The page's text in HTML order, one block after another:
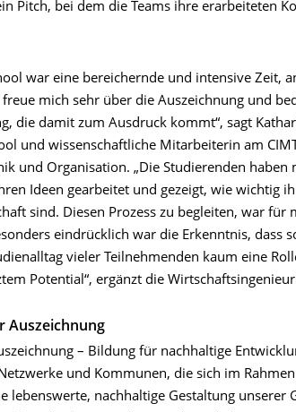
Pitch, bei dem die Teams ihre erarbeiteten
war eine bereichernde und intensive Zeit,
mich sehr über die Auszeichnung und
die damit zum Ausdruck kommt“, sagt
und wissenschaftliche Mitarbeiterin am
und Organisation. „Die Studierenden haben
Ideen gearbeitet und gezeigt, wie wichtig
sind. Diesen Prozess zu begleiten, war für
eindrücklich war die Erkenntnis, dass
vieler Teilnehmenden kaum eine
Potential“, ergänzt die
Auszeichnung
– Bildung für nachhaltige
und Kommunen, die sich im Rahmen
lebenswerte, nachhaltige Gestaltung unserer